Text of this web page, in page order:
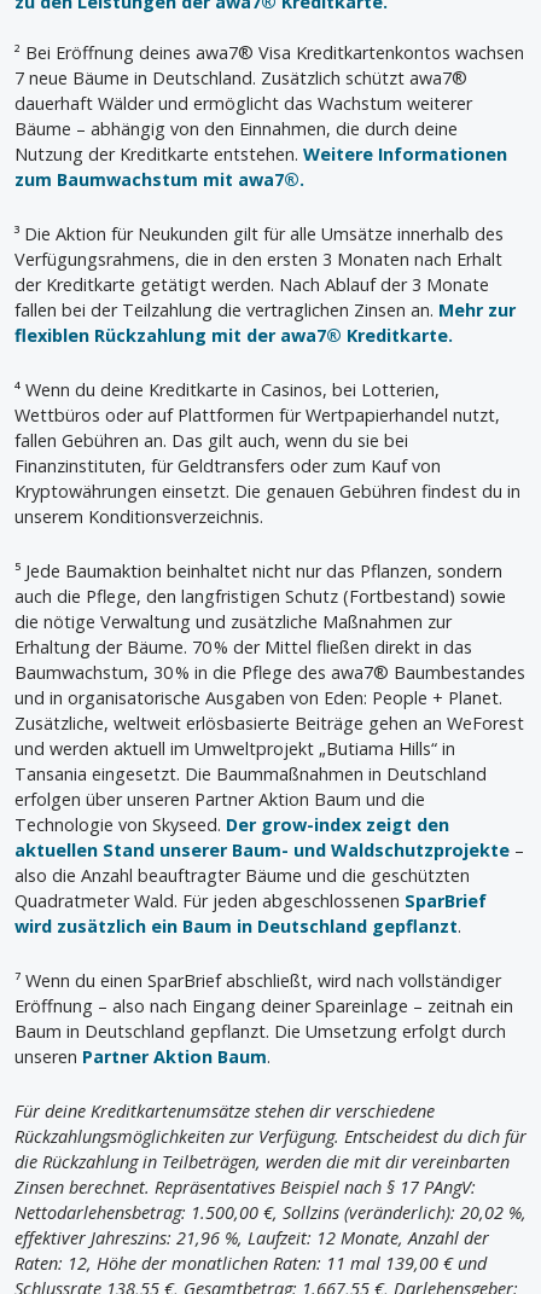
² Bei Eröffnung deines awa7® Visa Kreditkartenkontos wachsen
7 neue Bäume in Deutschland. Zusätzlich schützt awa7®
dauerhaft Wälder und ermöglicht das Wachstum weiterer
Bäume – abhängig von den Einnahmen, die durch deine
Nutzung der Kreditkarte entstehen. Weitere Informationen
zum Baumwachstum mit awa7®.
³ Die Aktion für Neukunden gilt für alle Umsätze innerhalb des
Verfügungsrahmens, die in den ersten 3 Monaten nach Erhalt
der Kreditkarte getätigt werden. Nach Ablauf der 3 Monate
fallen bei der Teilzahlung die vertraglichen Zinsen an. Mehr zur
flexiblen Rückzahlung mit der awa7® Kreditkarte.
⁴ Wenn du deine Kreditkarte in Casinos, bei Lotterien,
Wettbüros oder auf Plattformen für Wertpapierhandel nutzt,
fallen Gebühren an. Das gilt auch, wenn du sie bei
Finanzinstituten, für Geldtransfers oder zum Kauf von
Kryptowährungen einsetzt. Die genauen Gebühren findest du in
unserem Konditionsverzeichnis.
⁵ Jede Baumaktion beinhaltet nicht nur das Pflanzen, sondern
auch die Pflege, den langfristigen Schutz (Fortbestand) sowie
die nötige Verwaltung und zusätzliche Maßnahmen zur
Erhaltung der Bäume. 70 % der Mittel fließen direkt in das
Baumwachstum, 30 % in die Pflege des awa7® Baumbestandes
und in organisatorische Ausgaben von Eden: People + Planet.
Zusätzliche, weltweit erlösbasierte Beiträge gehen an WeForest
und werden aktuell im Umweltprojekt „Butiama Hills“ in
Tansania eingesetzt. Die Baummaßnahmen in Deutschland
erfolgen über unseren Partner Aktion Baum und die
Technologie von Skyseed. Der grow-index zeigt den
aktuellen Stand unserer Baum- und Waldschutzprojekte –
also die Anzahl beauftragter Bäume und die geschützten
Quadratmeter Wald. Für jeden abgeschlossenen SparBrief
wird zusätzlich ein Baum in Deutschland gepflanzt.
⁷ Wenn du einen SparBrief abschließt, wird nach vollständiger
Eröffnung – also nach Eingang deiner Spareinlage – zeitnah ein
Baum in Deutschland gepflanzt. Die Umsetzung erfolgt durch
unseren Partner Aktion Baum.
Für deine Kreditkartenumsätze stehen dir verschiedene
Rückzahlungsmöglichkeiten zur Verfügung. Entscheidest du dich für
die Rückzahlung in Teilbeträgen, werden die mit dir vereinbarten
Zinsen berechnet. Repräsentatives Beispiel nach § 17 PAngV:
Nettodarlehensbetrag: 1.500,00 €, Sollzins (veränderlich): 20,02 %,
effektiver Jahreszins: 21,96 %, Laufzeit: 12 Monate, Anzahl der
Raten: 12, Höhe der monatlichen Raten: 11 mal 139,00 € und
Schlussrate 138,55 €, Gesamtbetrag: 1.667,55 €, Darlehensgeber: